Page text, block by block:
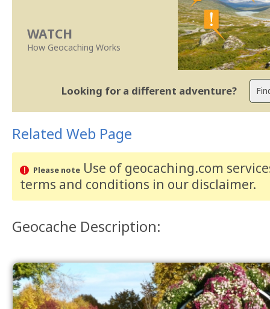
WATCH
How Geocaching Works
Looking for a different adventure?
Related Web Page
Please noteUse of geocaching.com
terms and conditions in our disclaimer.
Geocache Description: